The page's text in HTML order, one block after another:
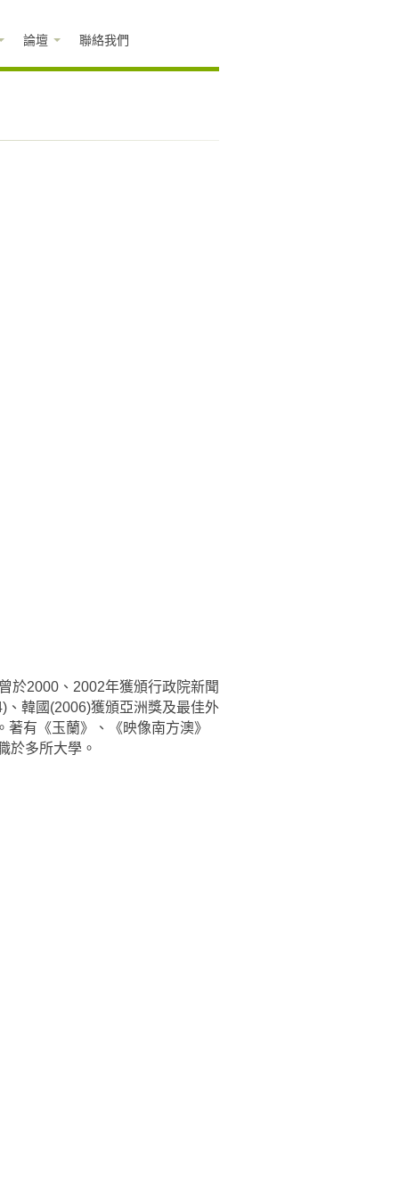
論壇 聯絡我們
於2000、2002年獲頒行政院新聞
韓國(2006)獲頒亞洲獎及最佳外
有《玉蘭》、《映像南方澳》
於多所大學。